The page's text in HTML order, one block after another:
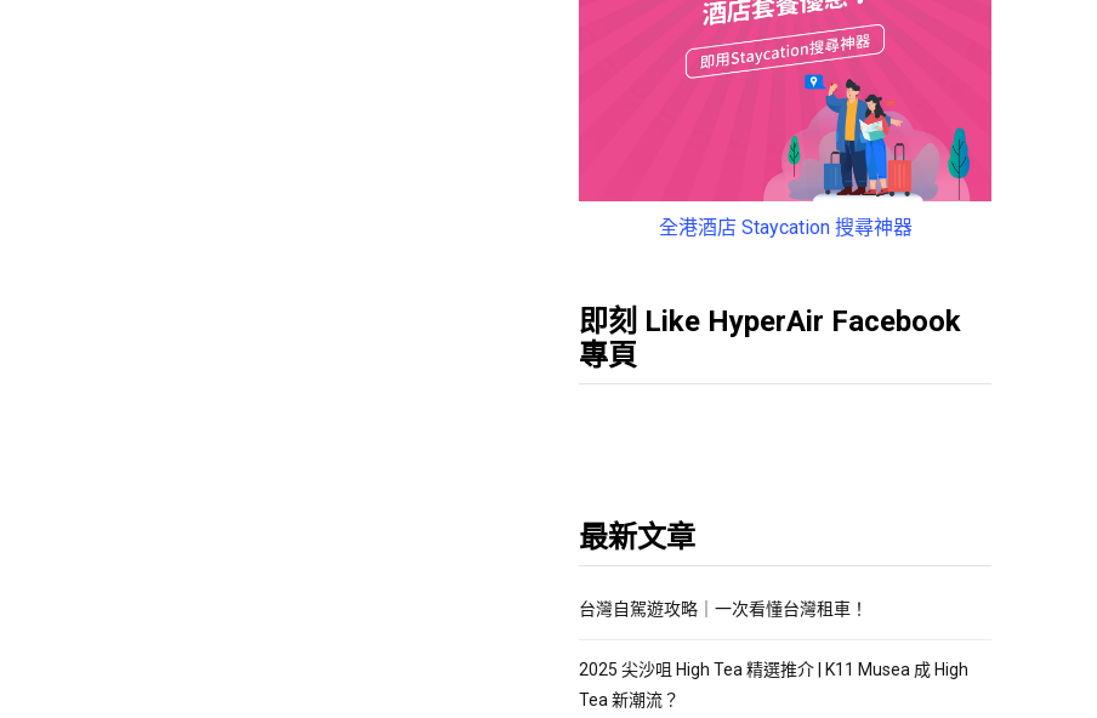
全港酒店 Staycation 搜尋神器
即刻 Like HyperAir Facebook
專頁
最新文章
台灣自駕遊攻略｜一次看懂台灣租車！
2025 尖沙咀 High Tea 精選推介 | K11 Musea 成 High
Tea 新潮流？